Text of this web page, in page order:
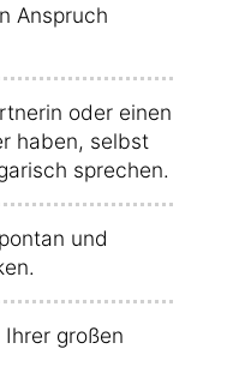
Anspruch
oder einen
haben, selbst
sprechen.
und
großen